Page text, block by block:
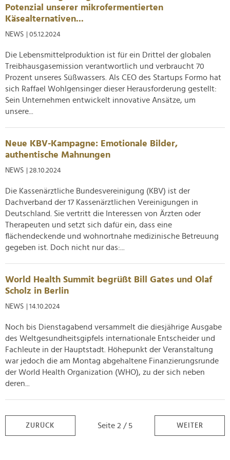
analysieren. Außerdem geben wir Informationen zu Ihrer
Verwendung unserer Website an unsere Partner für
soziale Medien, Werbung und Analysen weiter. Unsere
weiteren Daten zusammen, die Sie ihnen bereitgestellt
haben oder die sie im Rahmen Ihrer Nutzung der Dienste
gesammelt haben.
Potenzial unserer mikrofermentierten
Käsealternativen...
NEWS | 05.12.2024
Die Lebensmittelproduktion ist für ein Drittel der globalen
Treibhausgasemission verantwortlich und verbraucht 70
Prozent unseres Süßwassers. Als CEO des Startups Formo hat
sich Raffael Wohlgensinger dieser Herausforderung gestellt:
Sein Unternehmen entwickelt innovative Ansätze, um
unsere...
Neue KBV-Kampagne: Emotionale Bilder,
authentische Mahnungen
NEWS | 28.10.2024
Die Kassenärztliche Bundesvereinigung (KBV) ist der
Dachverband der 17 Kassenärztlichen Vereinigungen in
Deutschland. Sie vertritt die Interessen von Ärzten oder
Therapeuten und setzt sich dafür ein, dass eine
flächendeckende und wohnortnahe medizinische Betreuung
gegeben ist. Doch nicht nur das:...
World Health Summit begrüßt Bill Gates und Olaf
Scholz in Berlin
NEWS | 14.10.2024
Noch bis Dienstagabend versammelt die diesjährige Ausgabe
des Weltgesundheitsgipfels internationale Entscheider und
Fachleute in der Hauptstadt. Höhepunkt der Veranstaltung
war jedoch die am Montag abgehaltene Finanzierungsrunde
der World Health Organization (WHO), zu der sich neben
deren...
ZURÜCK Seite 2 / 5 WEITER